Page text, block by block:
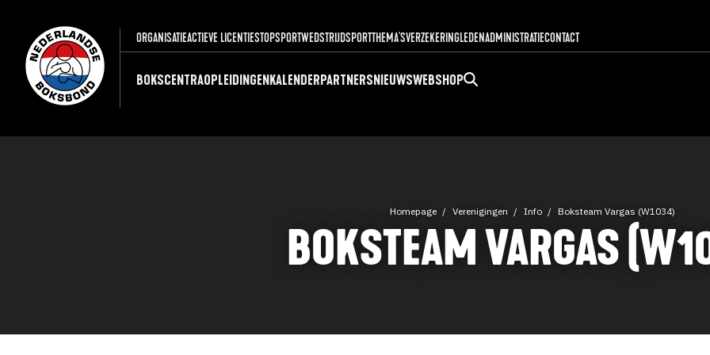
ORGANISATIEACTIEVE LICENTIESTOPSPORTWEDSTRIJDSPORTTHEMA'SVERZEKERINGLEDENADMINISTRATIECONTACT
BOKSCENTRAOPLEIDINGENKALENDERPARTNERSNIEUWSWEBSHOP
Homepage Verenigingen Info Boksteam Vargas (W1034)
BOKSTEAM VARGAS